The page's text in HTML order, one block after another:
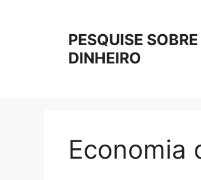
PESQUISE SOBRE
DINHEIRO
Economia